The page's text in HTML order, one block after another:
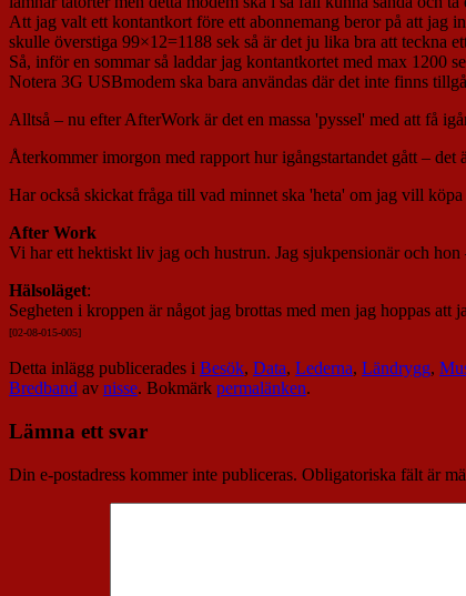
Att jag valt ett kontantkort före ett abonnemang beror på att jag
skulle överstiga 99×12=1188 sek så är det ju lika bra att teckna
Så, inför en sommar så laddar jag kontantkortet med max 1200
Notera 3G USBmodem ska bara användas där det inte finns
Alltså – nu efter AfterWork är det en massa 'pyssel' med att få
Återkommer imorgon med rapport hur igångstartandet gått –
Har också skickat fråga till vad minnet ska 'heta' om jag vill
After Work
Vi har ett hektiskt liv jag och hustrun. Jag sjukpensionär och
Hälsoläget:
Segheten i kroppen är något jag brottas med men jag hoppas att
[02-08-015-005]
Detta inlägg publicerades i Besök, Data, Lederna, Ländrygg,
Bredband av nisse. Bokmärk permalänken.
Lämna ett svar
Din e-postadress kommer inte publiceras. Obligatoriska fält är